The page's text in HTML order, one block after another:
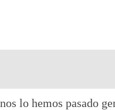
lo hemos pasado